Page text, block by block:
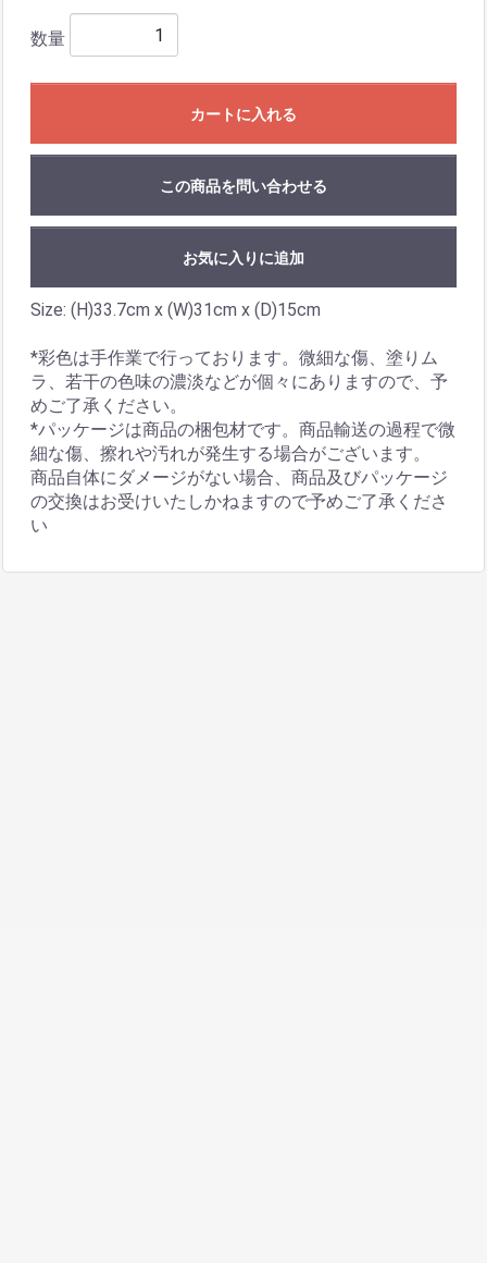
数量
カートに入れる
この商品を問い合わせる
お気に入りに追加
Size: (H)33.7cm x (W)31cm x (D)15cm
*彩色は手作業で行っております。微細な傷、塗りム
ラ、若干の色味の濃淡などが個々にありますので、予
めご了承ください。
*パッケージは商品の梱包材です。商品輸送の過程で微
細な傷、擦れや汚れが発生する場合がございます。
商品自体にダメージがない場合、商品及びパッケージ
の交換はお受けいたしかねますので予めご了承くださ
い